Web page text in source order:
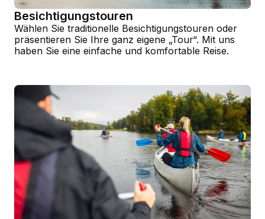
Besichtigungstouren
Wählen Sie traditionelle Besichtigungstouren oder
präsentieren Sie Ihre ganz eigene „Tour“. Mit uns
haben Sie eine einfache und komfortable Reise.